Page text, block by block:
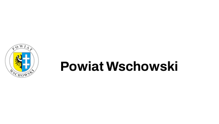
Powiat Wschowski